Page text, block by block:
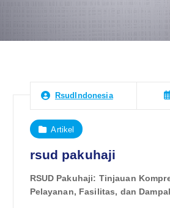
RsudIndonesia
Artikel
rsud pakuhaji
RSUD Pakuhaji: Tinjauan
Pelayanan, Fasilitas, dan